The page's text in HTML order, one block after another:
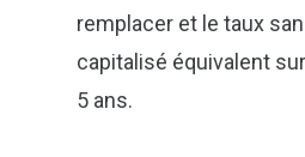
remplacer et le taux
capitalisé équivalent
5 ans.
En soumettant ce formulaire,
informations saisies soient
découler. Vos données resteront